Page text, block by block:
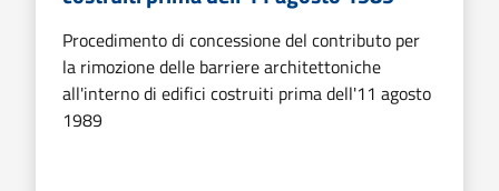
Procedimento di concessione del contributo per
la rimozione delle barriere architettoniche
all'interno di edifici costruiti prima dell'11 agosto
1989